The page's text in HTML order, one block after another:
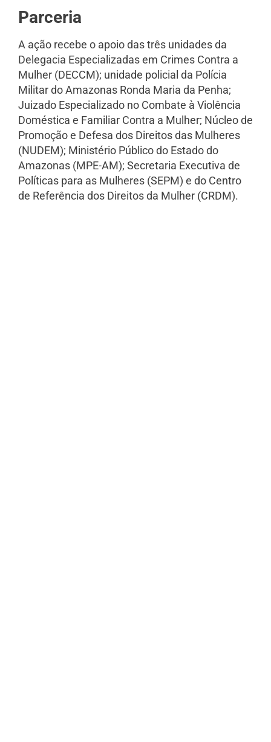
Parceria
A ação recebe o apoio das três unidades da
Delegacia Especializadas em Crimes Contra a
Mulher (DECCM); unidade policial da Polícia
Militar do Amazonas Ronda Maria da Penha;
Juizado Especializado no Combate à Violência
Doméstica e Familiar Contra a Mulher; Núcleo de
Promoção e Defesa dos Direitos das Mulheres
(NUDEM); Ministério Público do Estado do
Amazonas (MPE-AM); Secretaria Executiva de
Políticas para as Mulheres (SEPM) e do Centro
de Referência dos Direitos da Mulher (CRDM).